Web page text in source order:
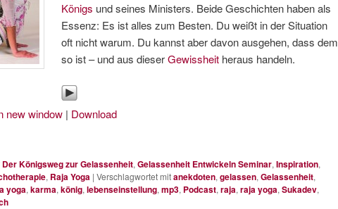
Königs und seines Ministers. Beide Geschichten haben als
Essenz: Es ist alles zum Besten. Du weißt in der Situation
oft nicht warum. Du kannst aber davon ausgehen, dass dem
so ist – und aus dieserGewissheit heraus handeln.
new window | Download
Der Königsweg zur Gelassenheit, Gelassenheit Entwickeln Seminar, Inspiration,
, Raja Yoga | Verschlagwortet mitanekdoten, gelassen, Gelassenheit,
yoga, karma, könig, lebenseinstellung, mp3, Podcast, raja, raja yoga, Sukadev,